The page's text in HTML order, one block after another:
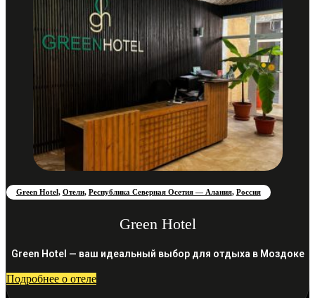
Green Hotel, Отели, Республика Северная Осетия — Алания, Россия
Green Hotel
Green Hotel — ваш идеальный выбор для отдыха в Моздоке
Подробнее о отеле